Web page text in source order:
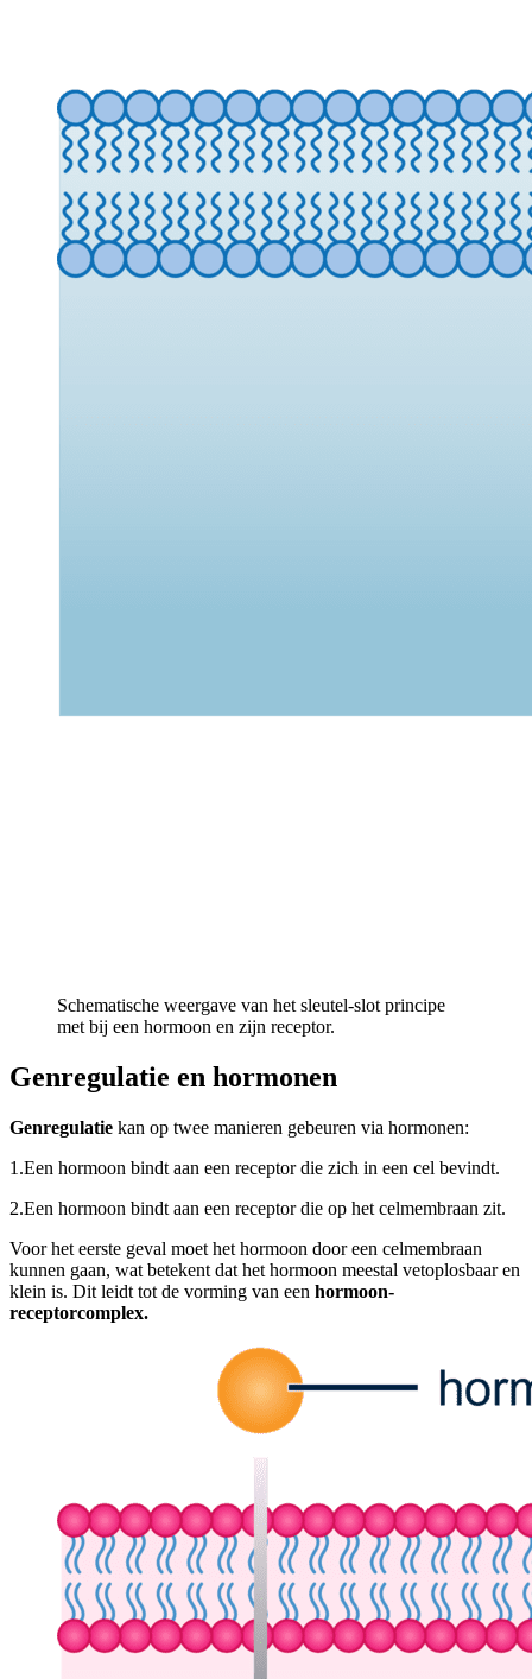
Schematische weergave van het sleutel-slot principe
met bij een hormoon en zijn receptor.
Genregulatie en hormonen
Genregulatie kan op twee manieren gebeuren via hormonen:
1.Een hormoon bindt aan een receptor die zich in een cel bevindt.
2.Een hormoon bindt aan een receptor die op het celmembraan zit.
Voor het eerste geval moet het hormoon door een celmembraan
kunnen gaan, wat betekent dat het hormoon meestal vetoplosbaar en
klein is. Dit leidt tot de vorming van een hormoon-
receptorcomplex.